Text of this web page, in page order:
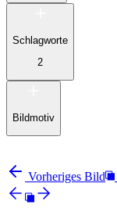
Schlagworte
2
Bildmotiv
Vorheriges Bild